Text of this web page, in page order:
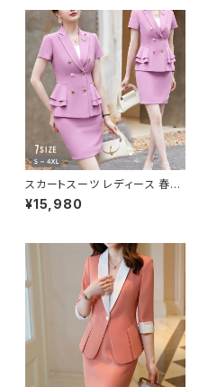
ト セットアップ タイト ロング ス
カートスーツ オフィス スカート
ショートスカート タイトスカート
OL オフィスカジュアル 結婚式
パーティー 卒業式 入学式 卒園
式 入園式 お呼ばれ グレー ネ
イビー ブラック 10代 20代 30
代 40代 C-WAW1057
スカートスーツ レディース 春夏
秋冬 春 夏 秋 冬 黒 スーツ 上
下セット 2点セット スーツスカー
ート 金ボタン 半袖 セットアップ
スーツスカート オフィス 韓国フ
ァッション 韓国 ショートスカート
タイトスカート OL オフィスカジ
ュアル 結婚式 パーティー 卒業
式 入学式 卒園式 入園式 お呼
ばれ ブラック ピンク ライトブル
ー S M L XL 2XL 3XL 4XL 10
代 20代 30代 40代 C-WAW1
¥15,980